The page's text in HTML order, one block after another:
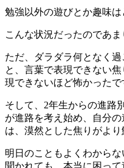
勉強以外の遊びとか趣味は
こんな状況だったのであ
ただ、ダラダラ何となく
と、言葉で表現できない
現できないほど怖かったで
そして、2年生からの進路
が進路を考え始め、自分
は、漠然とした焦りがより
明日のこともよくわから